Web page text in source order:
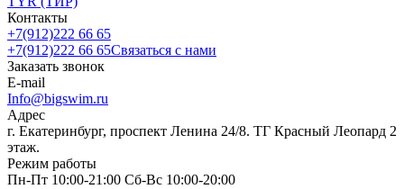
Контакты
+7(912)222 66 65
+7(912)222 66 65Связаться с нами
Заказать звонок
E-mail
Info@bigswim.ru
Адрес
г. Екатеринбург, проспект Ленина 24/8. ТГ Красный Леопард 2
этаж.
Режим работы
Пн-Пт 10:00-21:00 Сб-Вс 10:00-20:00